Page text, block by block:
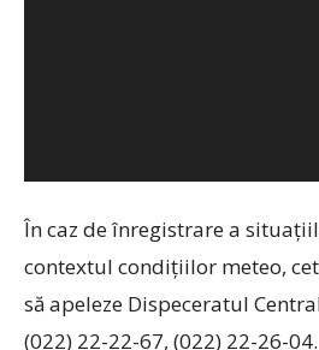
În caz de înregistrare a
contextul condițiilor meteo,
să apeleze Dispeceratul
(022) 22-22-67, (022) 22-26-04.